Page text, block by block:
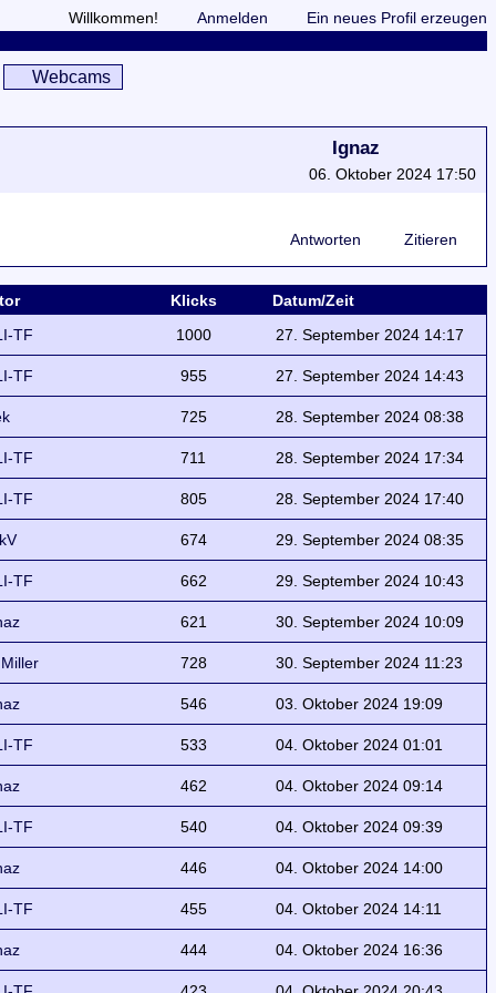
Willkommen! Anmelden Ein neues Profil erzeugen
Webcams
Ignaz
06. Oktober 2024 17:50
Antworten Zitieren
Klicks
Datum/Zeit
TF
1000 27. September 2024 14:17
TF 955 27. September 2024 14:43
725 28. September 2024 08:38
TF 711 28. September 2024 17:34
TF 805 28. September 2024 17:40
674 29. September 2024 08:35
TF 662 29. September 2024 10:43
621 30. September 2024 10:09
728 30. September 2024 11:23
546 03. Oktober 2024 19:09
TF 533 04. Oktober 2024 01:01
462 04. Oktober 2024 09:14
TF 540 04. Oktober 2024 09:39
446 04. Oktober 2024 14:00
TF 455 04. Oktober 2024 14:11
444 04. Oktober 2024 16:36